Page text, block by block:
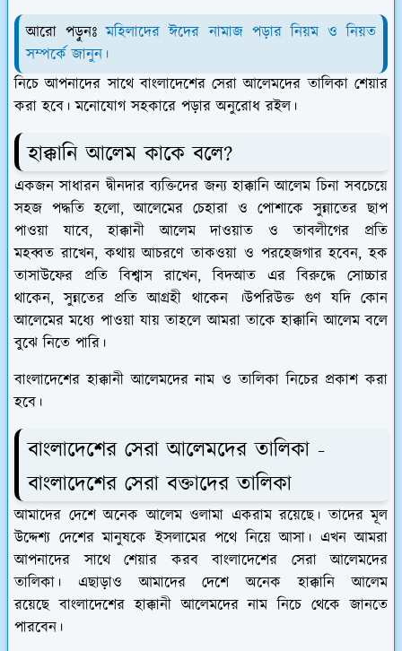
আরো পড়ুনঃমহিলাদের ঈদের নামাজ পড়ার নিয়ম ও নিয়ত
সম্পর্কে জানুন।
নিচে আপনাদের সাথে বাংলাদেশের সেরা আলেমদের তালিকা শেয়ার
করা হবে। মনোযোগ সহকারে পড়ার অনুরোধ রইল।
হাক্কানি আলেম কাকে বলে?
একজন সাধারন দ্বীনদার ব্যক্তিদের জন্য হাক্কানি আলেম চিনা সবচেয়ে
সহজ পদ্ধতি হলো, আলেমের চেহারা ও পোশাকে সুন্নাতের ছাপ
পাওয়া যাবে, হাক্কানী আলেম দাওয়াত ও তাবলীগের প্রতি
মহব্বত রাখেন, কথায় আচরণে তাকওয়া ও পরহেজগার হবেন, হক
তাসাউফের প্রতি বিশ্বাস রাখেন, বিদআত এর বিরুদ্ধে সোচ্চার
থাকেন, সুন্নতের প্রতি আগ্রহী থাকেন ।উপরিউক্ত গুণ যদি কোন
আলেমের মধ্যে পাওয়া যায় তাহলে আমরা তাকে হাক্কানি আলেম বলে
বুঝে নিতে পারি।
বাংলাদেশের হাক্কানী আলেমদের নাম ও তালিকা নিচের প্রকাশ করা
হবে।
বাংলাদেশের সেরা আলেমদের তালিকা -
বাংলাদেশের সেরা বক্তাদের তালিকা
আমাদের দেশে অনেক আলেম ওলামা একরাম রয়েছে। তাদের মূল
উদ্দেশ্য দেশের মানুষকে ইসলামের পথে নিয়ে আসা। এখন আমরা
আপনাদের সাথে শেয়ার করব বাংলাদেশের সেরা আলেমদের
তালিকা। এছাড়াও আমাদের দেশে অনেক হাক্কানি আলেম
রয়েছেবাংলাদেশের হাক্কানী আলেমদের নাম নিচে থেকে জানতে
পারবেন।